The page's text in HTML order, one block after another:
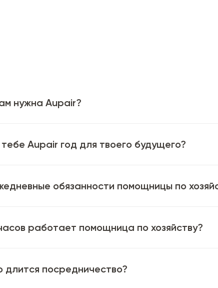
нужна Aupair?
Aupair год для твоего будущего?
обязанности помощницы по
работает помощница по хозяйству?
длится посредничество?